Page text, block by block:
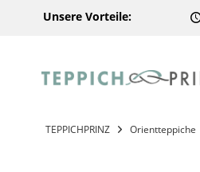
Unsere Vorteile:
TEPPICHPRINZ Orientteppiche